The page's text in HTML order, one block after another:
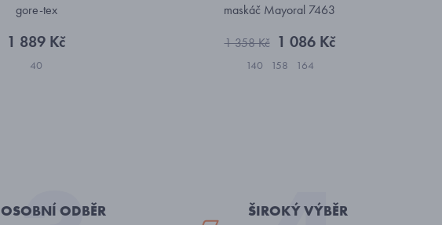
gore-tex
1 889 Kč
40
maskáč Mayoral 7463
1 358 Kč 1 086 Kč
140 158 164
OSOBNÍ ODBĚR ŠIROKÝ VÝBĚR